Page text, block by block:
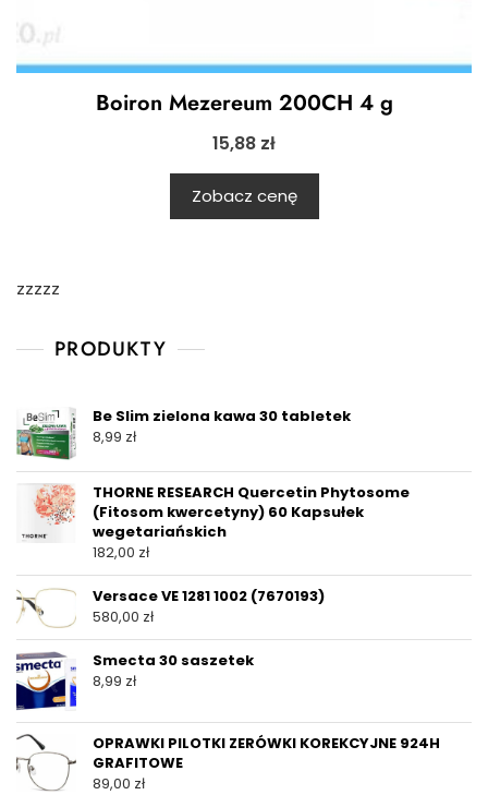
Boiron Mezereum 200CH 4 g
15,88 zł
Zobacz cenę
zzzzz
PRODUKTY
Be Slim zielona kawa 30 tabletek
8,99 zł
THORNE RESEARCH Quercetin Phytosome
(Fitosom kwercetyny) 60 Kapsułek
wegetariańskich
182,00 zł
Versace VE 1281 1002 (7670193)
580,00 zł
Smecta 30 saszetek
8,99 zł
OPRAWKI PILOTKI ZERÓWKI KOREKCYJNE 924H
GRAFITOWE
89,00 zł